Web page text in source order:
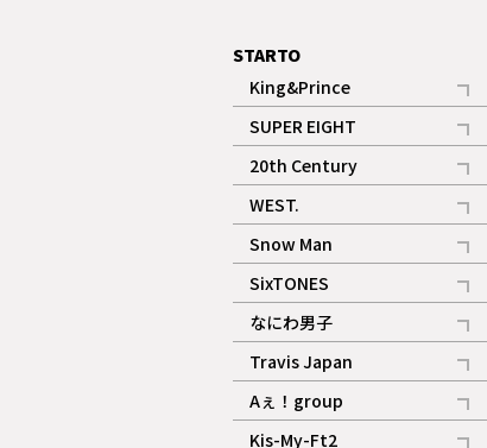
STARTO
King&Prince
記事
SUPER EIGHT
記事
20th Century
記事
WEST.
記事
Snow Man
記事
ギャラリー
SixTONES
記事
ギャラリー
なにわ男子
記事
Travis Japan
記事
Aぇ！group
記事
Kis-My-Ft2